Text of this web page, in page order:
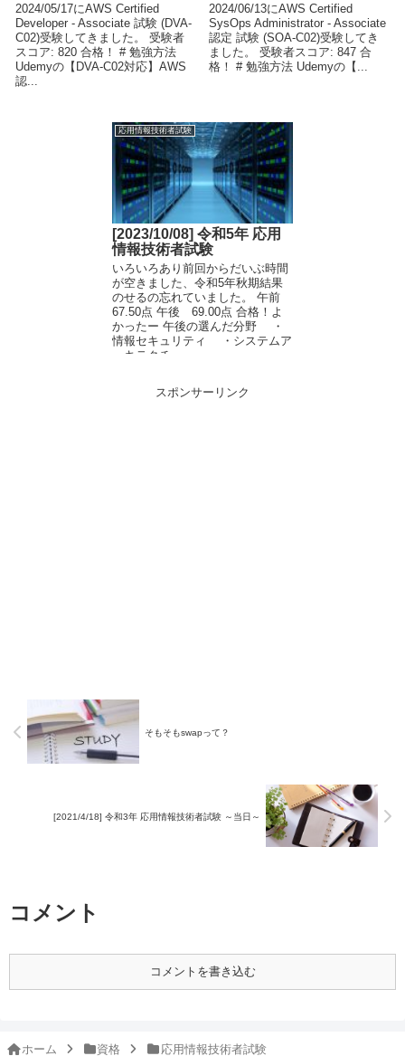
2024/05/17にAWS Certified
Developer - Associate 試験 (DVA-
C02)受験してきました。 受験者
スコア: 820 合格！ # 勉強方法
Udemyの【DVA-C02対応】AWS
認...
2024/06/13にAWS Certified
SysOps Administrator - Associate
認定 試験 (SOA-C02)受験してき
ました。 受験者スコア: 847 合
格！ # 勉強方法 Udemyの【...
応用情報技術者試験
[2023/10/08] 令和5年 応用
情報技術者試験
いろいろあり前回からだいぶ時間
が空きました、令和5年秋期結果
のせるの忘れていました。 午前
67.50点 午後 69.00点 合格！よ
かったー 午後の選んだ分野 ・
情報セキュリティ ・システムア
ーキテクチ...
スポンサーリンク
そもそもswapって？
[2021/4/18] 令和3年 応用情報技術者試験 ～当日～
コメント
コメントを書き込む
ホーム 資格 応用情報技術者試験